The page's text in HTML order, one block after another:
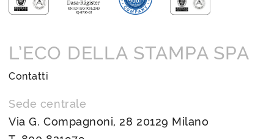
L’ECO DELLA STAMPA SPA
Contatti
Sede centrale
Via G. Compagnoni, 28 20129 Milano